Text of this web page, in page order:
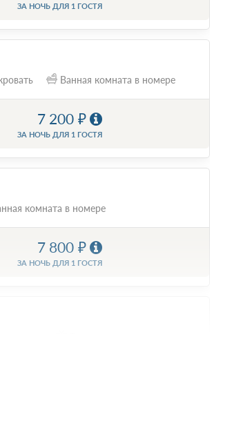
ЗА НОЧЬ ДЛЯ 1 ГОСТЯ
Ванная комната в номере
7 200
ЗА НОЧЬ ДЛЯ 1 ГОСТЯ
комната в номере
7 800
ЗА НОЧЬ ДЛЯ 1 ГОСТЯ